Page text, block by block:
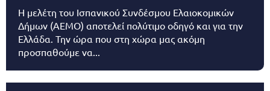
Η μελέτη του Ισπανικού Συνδέσμου Ελαιοκομικών
Δήμων (AEMO) αποτελεί πολύτιμο οδηγό και για την
Ελλάδα. Την ώρα που στη χώρα μας ακόμη
προσπαθούμε να...